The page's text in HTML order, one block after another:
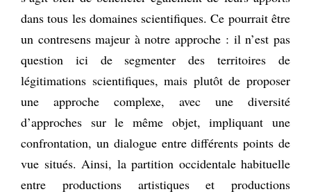
dans tous les domaines scientifiques. Ce pourrait être
un contresens majeur à notre approche : il n’est pas
question ici de segmenter des territoires de
légitimations scientifiques, mais plutôt de proposer
une approche complexe, avec une diversité
d’approches sur le même objet, impliquant une
confrontation, un dialogue entre différents points de
vue situés. Ainsi, la partition occidentale habituelle
entre productions artistiques et productions